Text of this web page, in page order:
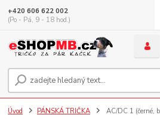
+420 606 622 002
(Po - Pá, 9 - 18 hod.)
Úvod PÁNSKÁ TRIČKA AC/DC 1 (černé,